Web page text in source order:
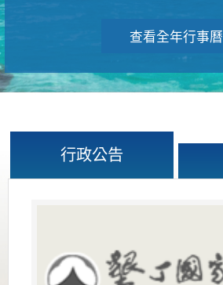
查看全年行事曆
行政公告